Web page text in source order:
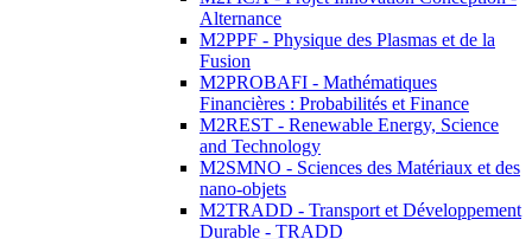
Alternance
M2PPF - Physique des Plasmas et de la
Fusion
M2PROBAFI - Mathématiques
Financières : Probabilités et Finance
M2REST - Renewable Energy, Science
and Technology
M2SMNO - Sciences des Matériaux et des
nano-objets
M2TRADD - Transport et Développement
Durable - TRADD